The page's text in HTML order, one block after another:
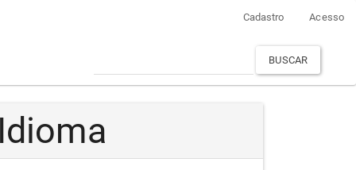
Cadastro Acesso
BUSCAR
Idioma